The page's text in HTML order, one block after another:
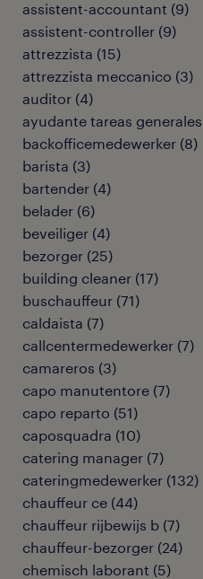
assistent-accountant (9)
assistent-controller (9)
attrezzista (15)
attrezzista meccanico (3)
auditor (4)
ayudante tareas generales
backofficemedewerker (8)
barista (3)
bartender (4)
belader (6)
beveiliger (4)
bezorger (25)
building cleaner (17)
buschauffeur (71)
caldaista (7)
callcentermedewerker (7)
camareros (3)
capo manutentore (7)
capo reparto (51)
caposquadra (10)
catering manager (7)
cateringmedewerker (132)
chauffeur ce (44)
chauffeur rijbewijs b (7)
chauffeur-bezorger (24)
chemisch laborant (5)